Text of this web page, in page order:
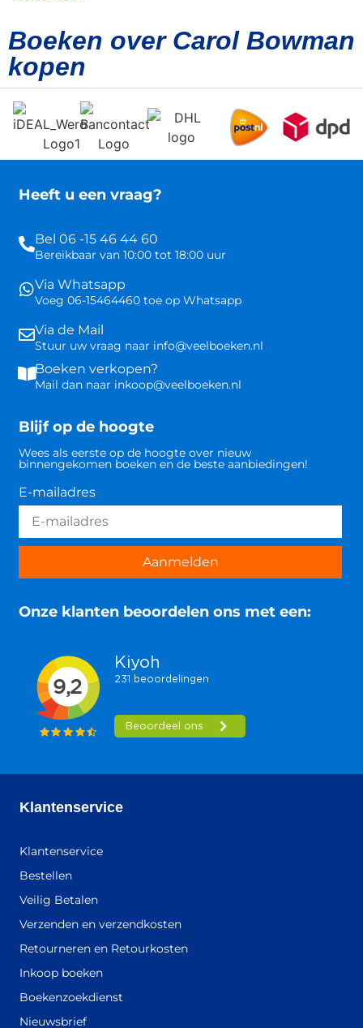
Boeken over Carol Bowman
kopen
Heeft u een vraag?
Bel 06 -15 46 44 60
Bereikbaar van 10:00 tot 18:00 uur
Via Whatsapp
Voeg 06-15464460 toe op Whatsapp
Via de Mail
Stuur uw vraag naar info@veelboeken.nl
Boeken verkopen?
Mail dan naar inkoop@veelboeken.nl
Blijf op de hoogte
Wees als eerste op de hoogte over nieuw
binnengekomen boeken en de beste aanbiedingen!
E-mailadres
Aanmelden
Onze klanten beoordelen ons met een:
Klantenservice
Klantenservice
Bestellen
Veilig Betalen
Verzenden en verzendkosten
Retourneren en Retourkosten
Inkoop boeken
Boekenzoekdienst
Nieuwsbrief